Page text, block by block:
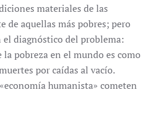
materiales de las
de aquellas más pobres; pero
diagnóstico del problema:
pobreza en el mundo es como
por caídas al vacío.
humanista» cometen